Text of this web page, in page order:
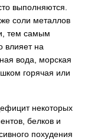
выполняются.
соли металлов
тем самым
влияет на
вода, морская
горячая или
некоторых
белков и
похудения